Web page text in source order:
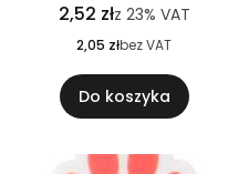
2,52 złz 23% VAT
2,05 złbez VAT
Do koszyka